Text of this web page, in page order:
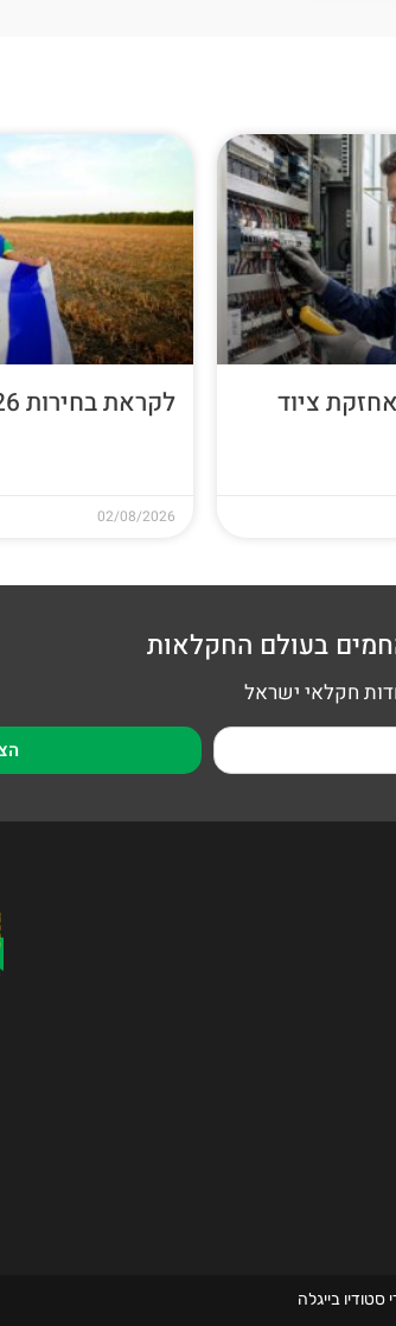
ציוד
לקראת בחירות 2026
02/08/2026
בעולם החקלאות
חקלאי ישראל
בייגלה